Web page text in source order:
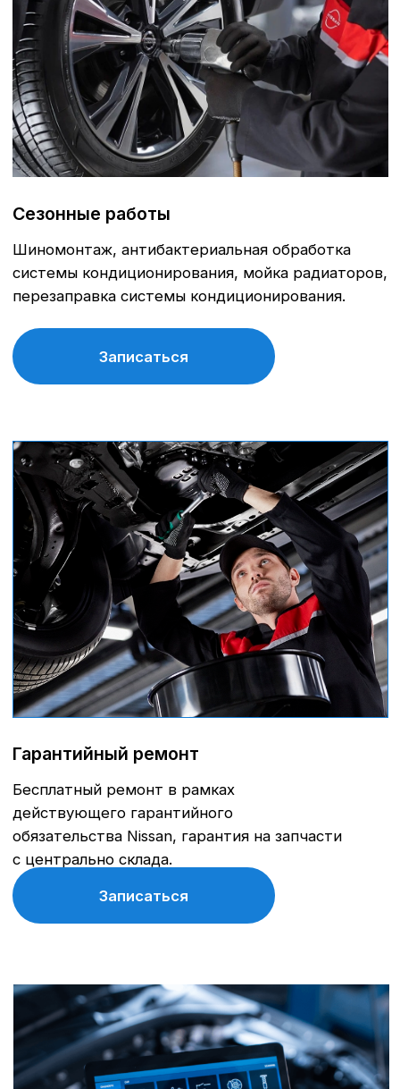
рекомендованные производителем, что
продлевает срок службы автомобиля.
Современное оборудование
сервис А-Драйв оснащен современными
диагностическими и ремонтными
устранять проблемы максимально точно.
Сохранение гарантии
обслуживание у официального дилера
на автомобиль.
Программа лояльности
постоянные клиенты получают
специальные условия и скидки на
обслуживание и запчасти.
Стомость ТО Nissan
Стоимость технического
обслуживания Ниссан зависит от
модели автомобиля, пробега и
объема выполняемых работ.
Уточнить стоимость ТО именно для
вашего автомобиля можно,
обратившись к нашим менеджерам.
Мы всегда готовы предложить
оптимальные варианты и
индивидуальные предложения.